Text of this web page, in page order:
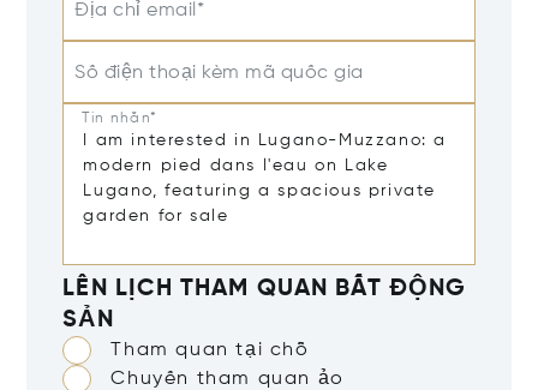
Địa chỉ email*
Số điện thoại kèm mã quốc gia
Tin nhắn*
LÊN LỊCH THAM QUAN BẤT ĐỘNG
SẢN
Tham quan tại chỗ
Chuyến tham quan ảo